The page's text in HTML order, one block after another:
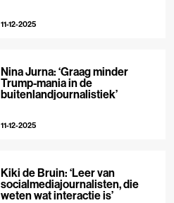
11-12-2025
Nina Jurna: ‘Graag minder
Trump-mania in de
buitenlandjournalistiek’
11-12-2025
Kiki de Bruin: ‘Leer van
socialmediajournalisten, die
weten wat interactie is’